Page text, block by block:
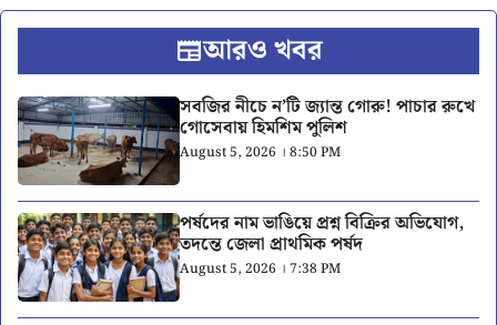
আরও খবর
সবজির নীচে ন’টি জ্যান্ত গোরু! পাচার রুখে
গোসেবায় হিমশিম পুলিশ
August 5, 2026 । 8:50 PM
পর্ষদের নাম ভাঙিয়ে প্রশ্ন বিক্রির অভিযোগ,
তদন্তে জেলা প্রাথমিক পর্ষদ
August 5, 2026 । 7:38 PM